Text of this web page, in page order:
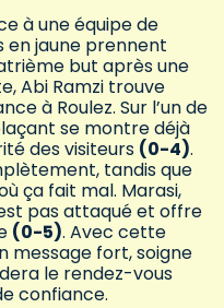
à une équipe de
en jaune prennent
but après une
Abi Ramzi trouve
à Roulez. Sur l’un de
se montre déjà
des visiteurs (0-4).
tandis que
ça fait mal. Marasi,
pas attaqué et offre
(0-5). Avec cette
message fort, soigne
le rendez-vous
confiance.